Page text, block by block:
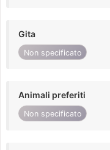
Gita
Non specificato
Animali preferiti
Non specificato